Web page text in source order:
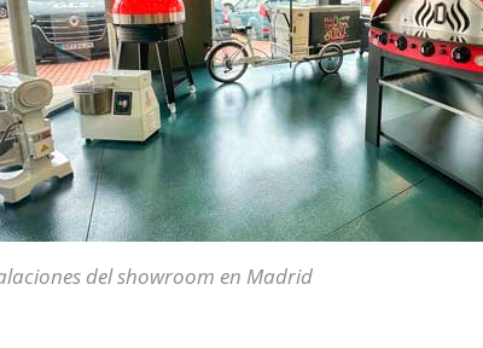
del showroom en Madrid